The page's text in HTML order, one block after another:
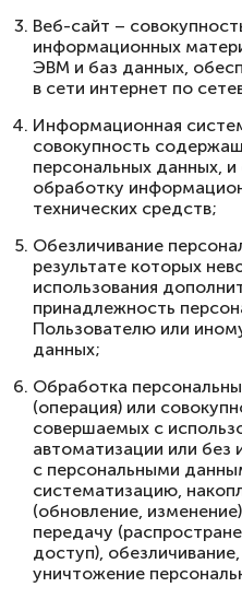
Веб-сайт –
информационных
ЭВМ и баз данных,
в сети интернет по
Информационная
совокупность
персональных данных,
обработку
технических средств;
Обезличивание
результате которых
использования
принадлежность
Пользователю или
данных;
Обработка
(операция) или
совершаемых с
автоматизации или без
с персональными
систематизацию,
(обновление,
передачу
доступ),
уничтожение